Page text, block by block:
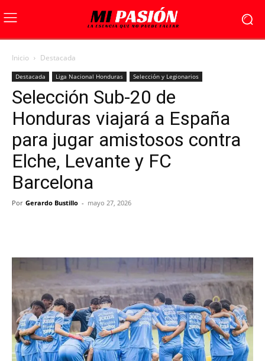
Inicio Destacada
Destacada Liga Nacional Honduras Selección y Legionarios
Selección Sub-20 de
Honduras viajará a España
para jugar amistosos contra
Elche, Levante y FC
Barcelona
Por Gerardo Bustillo - mayo 27, 2026